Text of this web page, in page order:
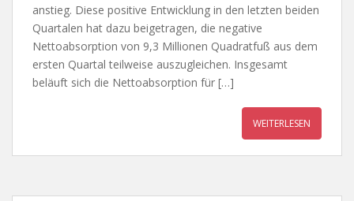
anstieg. Diese positive Entwicklung in den letzten beiden
Quartalen hat dazu beigetragen, die negative
Nettoabsorption von 9,3 Millionen Quadratfuß aus dem
ersten Quartal teilweise auszugleichen. Insgesamt
beläuft sich die Nettoabsorption für […]
WEITERLESEN